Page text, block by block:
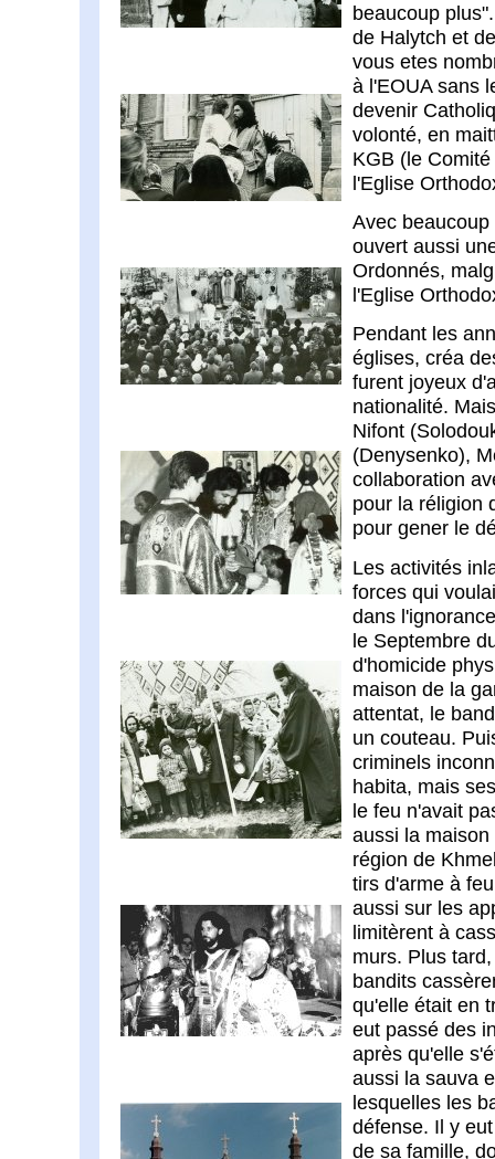
beaucoup
de Halytch et
vous etes
à l'EOUA sans
devenir
volonté, en
KGB (le
l'Eglise
Avec
ouvert aussi
Ordonnés,
l'Eglise
Pendant les
églises, créa
furent joyeux
nationalité.
Nifont
(Denysenko),
collaboration
pour la réligion
pour gener le
Les activités
forces qui
dans
le Septembre
d'homicide
maison de la
attentat, le
un couteau.
criminels
habita, mais
le feu n'avait
aussi la
région de
tirs d'arme à
aussi sur les
limitèrent à
murs. Plus
bandits
qu'elle était en
eut passé des
après qu'elle
aussi la sauva
lesquelles les
défense. Il y
de sa famille,